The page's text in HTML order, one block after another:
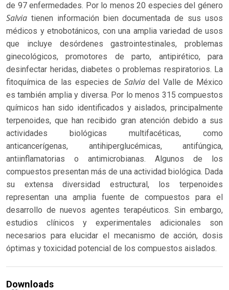
de 97 enfermedades. Por lo menos 20 especies del género
Salvia tienen información bien documentada de sus usos
médicos y etnobotánicos, con una amplia variedad de usos
que incluye desórdenes gastrointestinales, problemas
ginecológicos, promotores de parto, antipirético, para
desinfectar heridas, diabetes o problemas respiratorios. La
fitoquímica de las especies deSalvia del Valle de México
es también amplia y diversa. Por lo menos 315 compuestos
químicos han sido identificados y aislados, principalmente
terpenoides, que han recibido gran atención debido a sus
actividades biológicas multifacéticas, como
anticancerígenas, antihiperglucémicas, antifúngica,
antiinflamatorias o antimicrobianas. Algunos de los
compuestos presentan más de una actividad biológica. Dada
su extensa diversidad estructural, los terpenoides
representan una amplia fuente de compuestos para el
desarrollo de nuevos agentes terapéuticos. Sin embargo,
estudios clínicos y experimentales adicionales son
necesarios para elucidar el mecanismo de acción, dosis
óptimas y toxicidad potencial de los compuestos aislados.
Downloads